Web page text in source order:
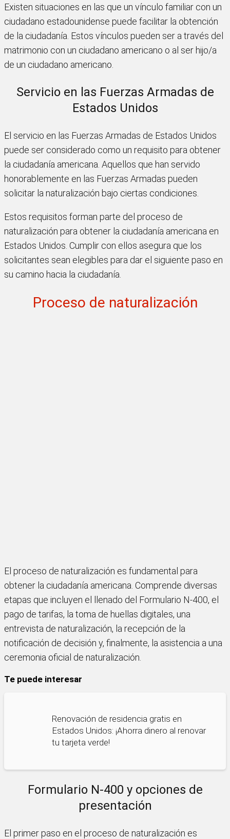
Existen situaciones en las que un vínculo familiar con un
ciudadano estadounidense puede facilitar la obtención
de la ciudadanía. Estos vínculos pueden ser a través del
matrimonio con un ciudadano americano o al ser hijo/a
de un ciudadano americano.
Servicio en las Fuerzas Armadas de
Estados Unidos
El servicio en las Fuerzas Armadas de Estados Unidos
puede ser considerado como un requisito para obtener
la ciudadanía americana. Aquellos que han servido
honorablemente en las Fuerzas Armadas pueden
solicitar la naturalización bajo ciertas condiciones.
Estos requisitos forman parte del proceso de
naturalización para obtener la ciudadanía americana en
Estados Unidos. Cumplir con ellos asegura que los
solicitantes sean elegibles para dar el siguiente paso en
su camino hacia la ciudadanía.
Proceso de naturalización
El proceso de naturalización es fundamental para
obtener la ciudadanía americana. Comprende diversas
etapas que incluyen el llenado del Formulario N-400, el
pago de tarifas, la toma de huellas digitales, una
entrevista de naturalización, la recepción de la
notificación de decisión y, finalmente, la asistencia a una
ceremonia oficial de naturalización.
Te puede interesar
Renovación de residencia gratis en
Estados Unidos: ¡Ahorra dinero al renovar
tu tarjeta verde!
Formulario N-400 y opciones de
presentación
El primer paso en el proceso de naturalización es